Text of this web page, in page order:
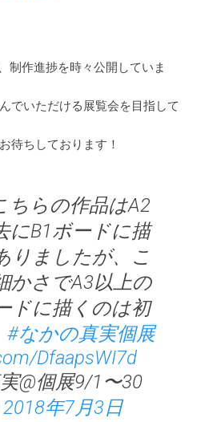
制作進捗を時々公開していま
でいただける展覧会を目指して
待ちしております！
ちらの作品はA2
にB1ボードに描
りましたが、こ
かさでA3以上の
ドに描くのは初
#なかの真実個展
DfaapsWI7d
@個展9/1〜30
2018年7月3日